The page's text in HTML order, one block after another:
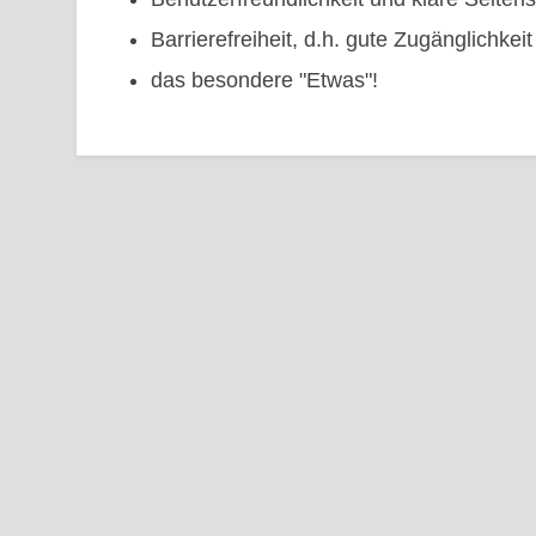
Barrierefreiheit, d.h. gute
das besondere "Etwas"!